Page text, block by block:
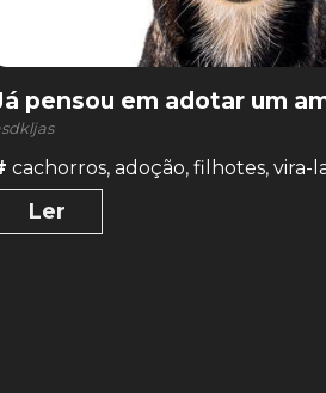
pensou em adotar um
cachorros, adoção, filhotes, vira-
Ler